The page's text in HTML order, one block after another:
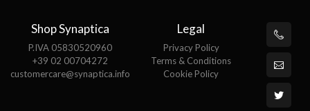
Shop Synaptica
P.IVA 05830520960
+39 02 00704272
customercare@synaptica.info
Legal
Privacy Policy
Terms & Conditions
Cookie Policy